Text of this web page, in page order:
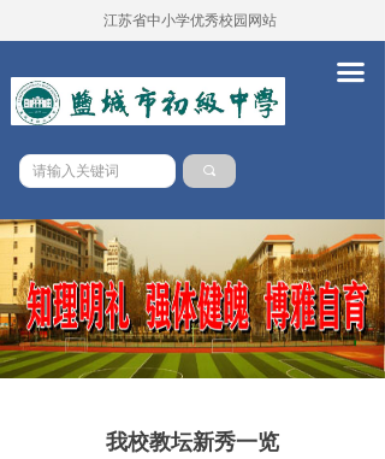
끀
学校概况
党务校务
学本课堂
队伍建设
德育工作
끠
江苏省中小学优秀校园网站
我校教坛新秀一览